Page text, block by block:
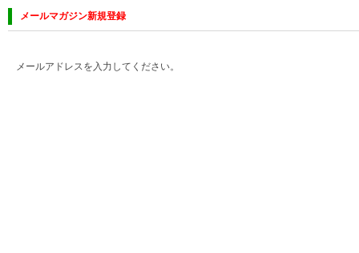
メールマガジン新規登録
メールアドレスを入力してください。